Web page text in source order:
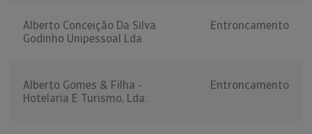
Alberto Conceição Da Silva
Godinho Unipessoal Lda
Entroncamento
Alberto Gomes & Filha -
Hotelaria E Turismo, Lda.
Entroncamento